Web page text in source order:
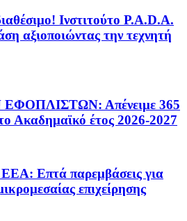
Ινστιτούτο P.A.D.A.
αξιοποιώντας την τεχνητή
Απένειμε 365
έτος 2026-2027
Επτά παρεμβάσεις για
επιχείρησης